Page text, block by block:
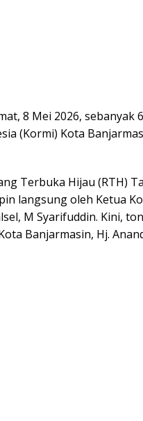
8 Mei 2026,
(Kormi) Kota
Terbuka Hijau (RTH)
langsung oleh Ketua
M Syarifuddin. Kini,
Banjarmasin, Hj.